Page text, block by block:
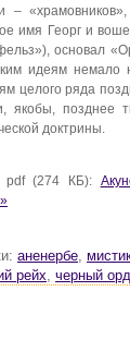
–
имя Георг и
основал
идеям немало
целого ряда
якобы, позднее
доктрины.
pdf (274 КБ):
аненербе
рейх
черный